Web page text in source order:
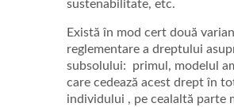
sustenabilitate, etc.
Există în mod cert două
reglementare a dreptului
subsolului: primul, modelul
care cedează acest drept în
individului , pe cealaltă parte